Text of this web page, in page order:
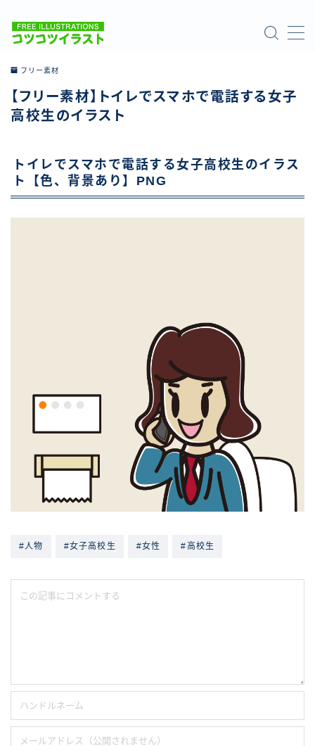
ホーム
お問い合わせ
フリー素材
【フリー素材】トイレでスマホで電話する女子
高校生のイラスト
トイレでスマホで電話する女子高校生のイラス
ト【色、背景あり】PNG
#人物 #女子高校生 #女性 #高校生